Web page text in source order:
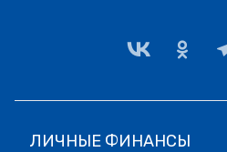
ЛИЧНЫЕ ФИНАНСЫ